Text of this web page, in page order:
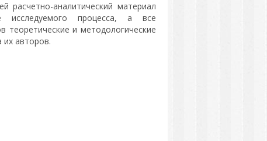
расчетно-аналитический материал
исследуемого процесса, а все
теоретические и методологические
авторов.